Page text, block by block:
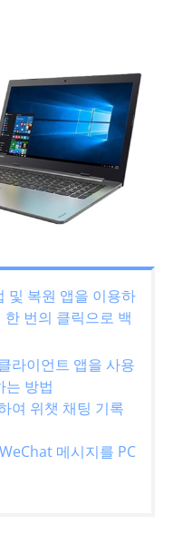
및 복원 앱을 이용하
번의 클릭으로 백
라이언트 앱을 사용
는 방법
여 위챗 채팅 기록
메시지를 PC